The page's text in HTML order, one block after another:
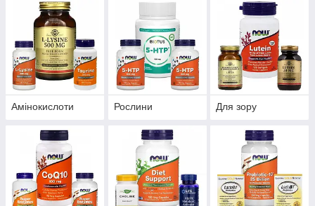
Амінокислоти Рослини Для зору